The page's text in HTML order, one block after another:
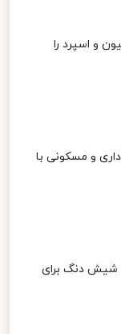
و اسپرد را
و مسکونی با
شیش دنگ برای